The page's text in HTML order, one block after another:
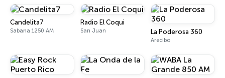
Candelita7
Sabana 1250 AM
Radio El Coqui
San Juan La Poderosa 360
Arecibo